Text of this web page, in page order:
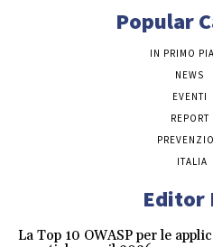
Popular
IN PRIMO
NEWS
EVENTI
REPORT
ITALIA
Editor
La Top 10 OWASP per le